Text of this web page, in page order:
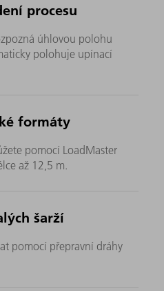
procesu
úhlovou polohu
polohuje upínací
formáty
pomocí LoadMaster
až 12,5 m.
šarží
pomocí přepravní dráhy